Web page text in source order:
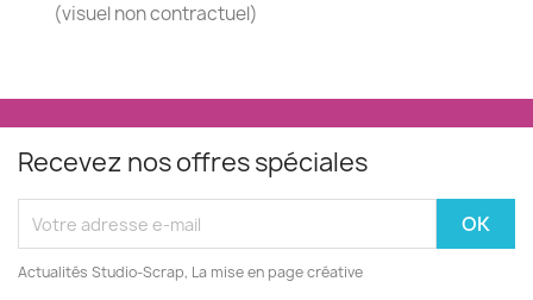
(visuel non contractuel)
Recevez nos offres spéciales
Actualités Studio-Scrap, La mise en page créative